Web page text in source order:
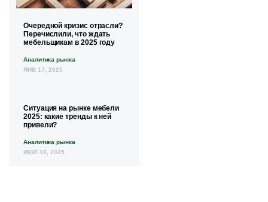
Очередной кризис отрасли?
Перечислили, что ждать
мебельщикам в 2025 году
Аналитика рынка
ЯНВ 17, 2025
Ситуация на рынке мебели
2025: какие тренды к ней
привели?
Аналитика рынка
ИЮЛ 18, 2025